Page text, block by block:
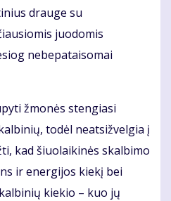
drauge su
juodomis
nebepataisomai
žmonės stengiasi
todėl neatsižvelgia į
kad šiuolaikinės skalbimo
ir energijos kiekį bei
kiekio – kuo jų